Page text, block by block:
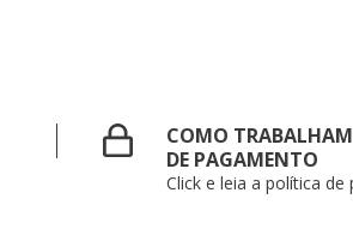
COMO
DE PAGAMENTO
Click e leia a política de